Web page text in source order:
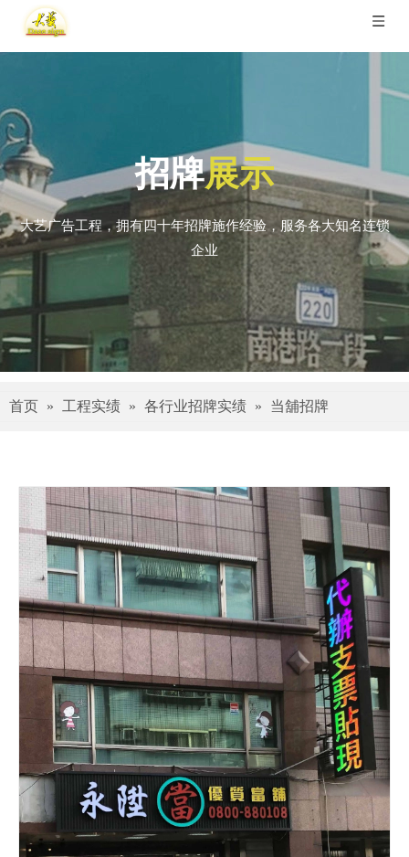
招牌展示
大艺广告工程，拥有四十年招牌施作经验，服务各大知名连锁
企业
首页 » 工程实绩 » 各行业招牌实绩 » 当舖招牌